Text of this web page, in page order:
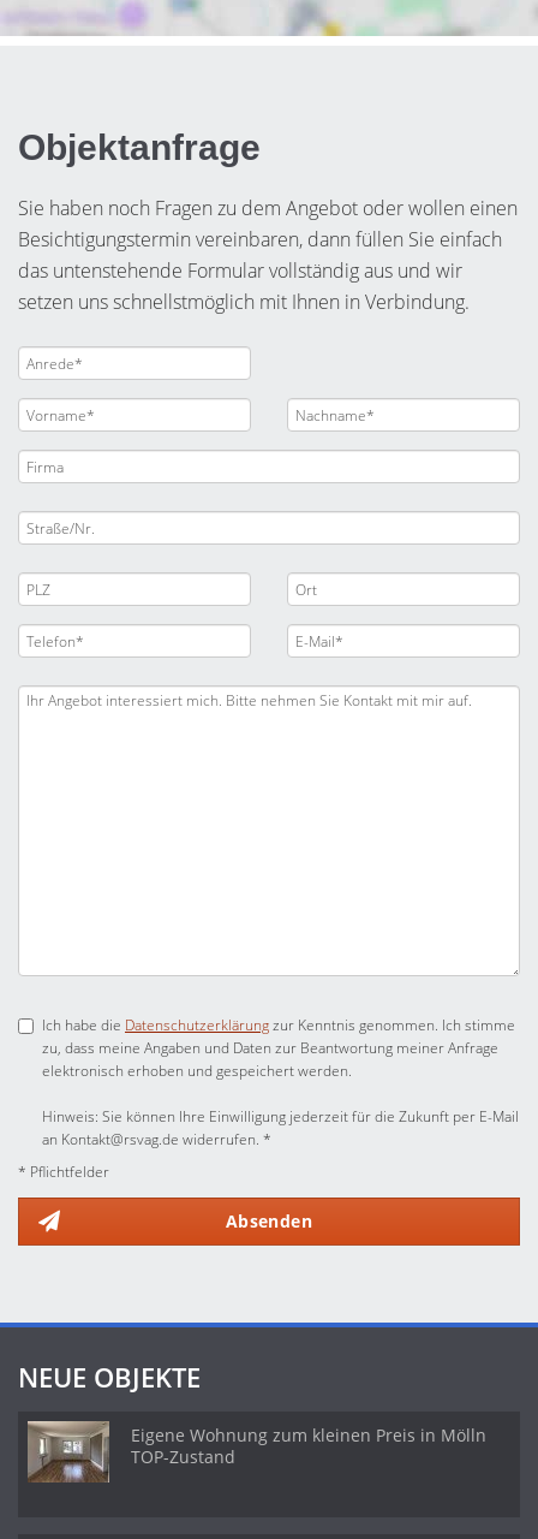
Objektanfrage
Sie haben noch Fragen zu dem Angebot oder wollen einen
Besichtigungstermin vereinbaren, dann füllen Sie einfach
das untenstehende Formular vollständig aus und wir
setzen uns schnellstmöglich mit Ihnen in Verbindung.
Ich habe die Datenschutzerklärungzur Kenntnis genommen. Ich stimme
zu, dass meine Angaben und Daten zur Beantwortung meiner Anfrage
elektronisch erhoben und gespeichert werden.
Hinweis: Sie können Ihre Einwilligung jederzeit für die Zukunft per E-Mail
an Kontakt@rsvag.de widerrufen. *
* Pflichtfelder
Absenden
NEUE OBJEKTE
Eigene Wohnung zum kleinen Preis in Mölln
TOP-Zustand